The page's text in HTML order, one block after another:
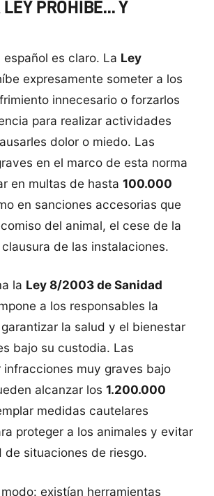
PROHÍBE... Y
español es claro. La Ley
expresamente someter a los
innecesario o forzarlos
para realizar actividades
dolor o miedo. Las
en el marco de esta norma
en multas de hasta 100.000
en sanciones accesorias que
del animal, el cese de la
de las instalaciones.
la Ley 8/2003 de Sanidad
a los responsables la
la salud y el bienestar
bajo su custodia. Las
infracciones muy graves bajo
alcanzar los 1.200.000
medidas cautelares
proteger a los animales y evitar
de situaciones de riesgo.
existían herramientas